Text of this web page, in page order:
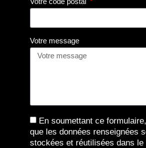
Votre message
En soumettant ce
que les données renseignées
stockées et réutilisées dans le